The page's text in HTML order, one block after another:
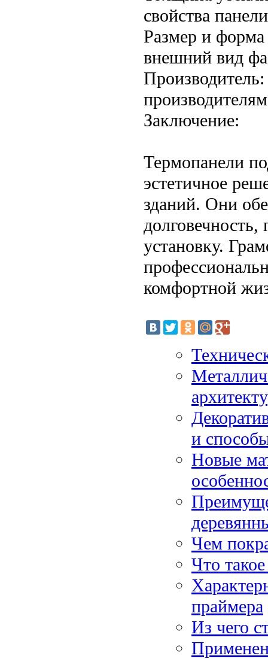
свойства
Размер и
внешний вид
Заключение:
Термопанели
эстетичное
зданий. Они
установку.
комфортной
и
Новые
Чем
Что
праймера
Из чего